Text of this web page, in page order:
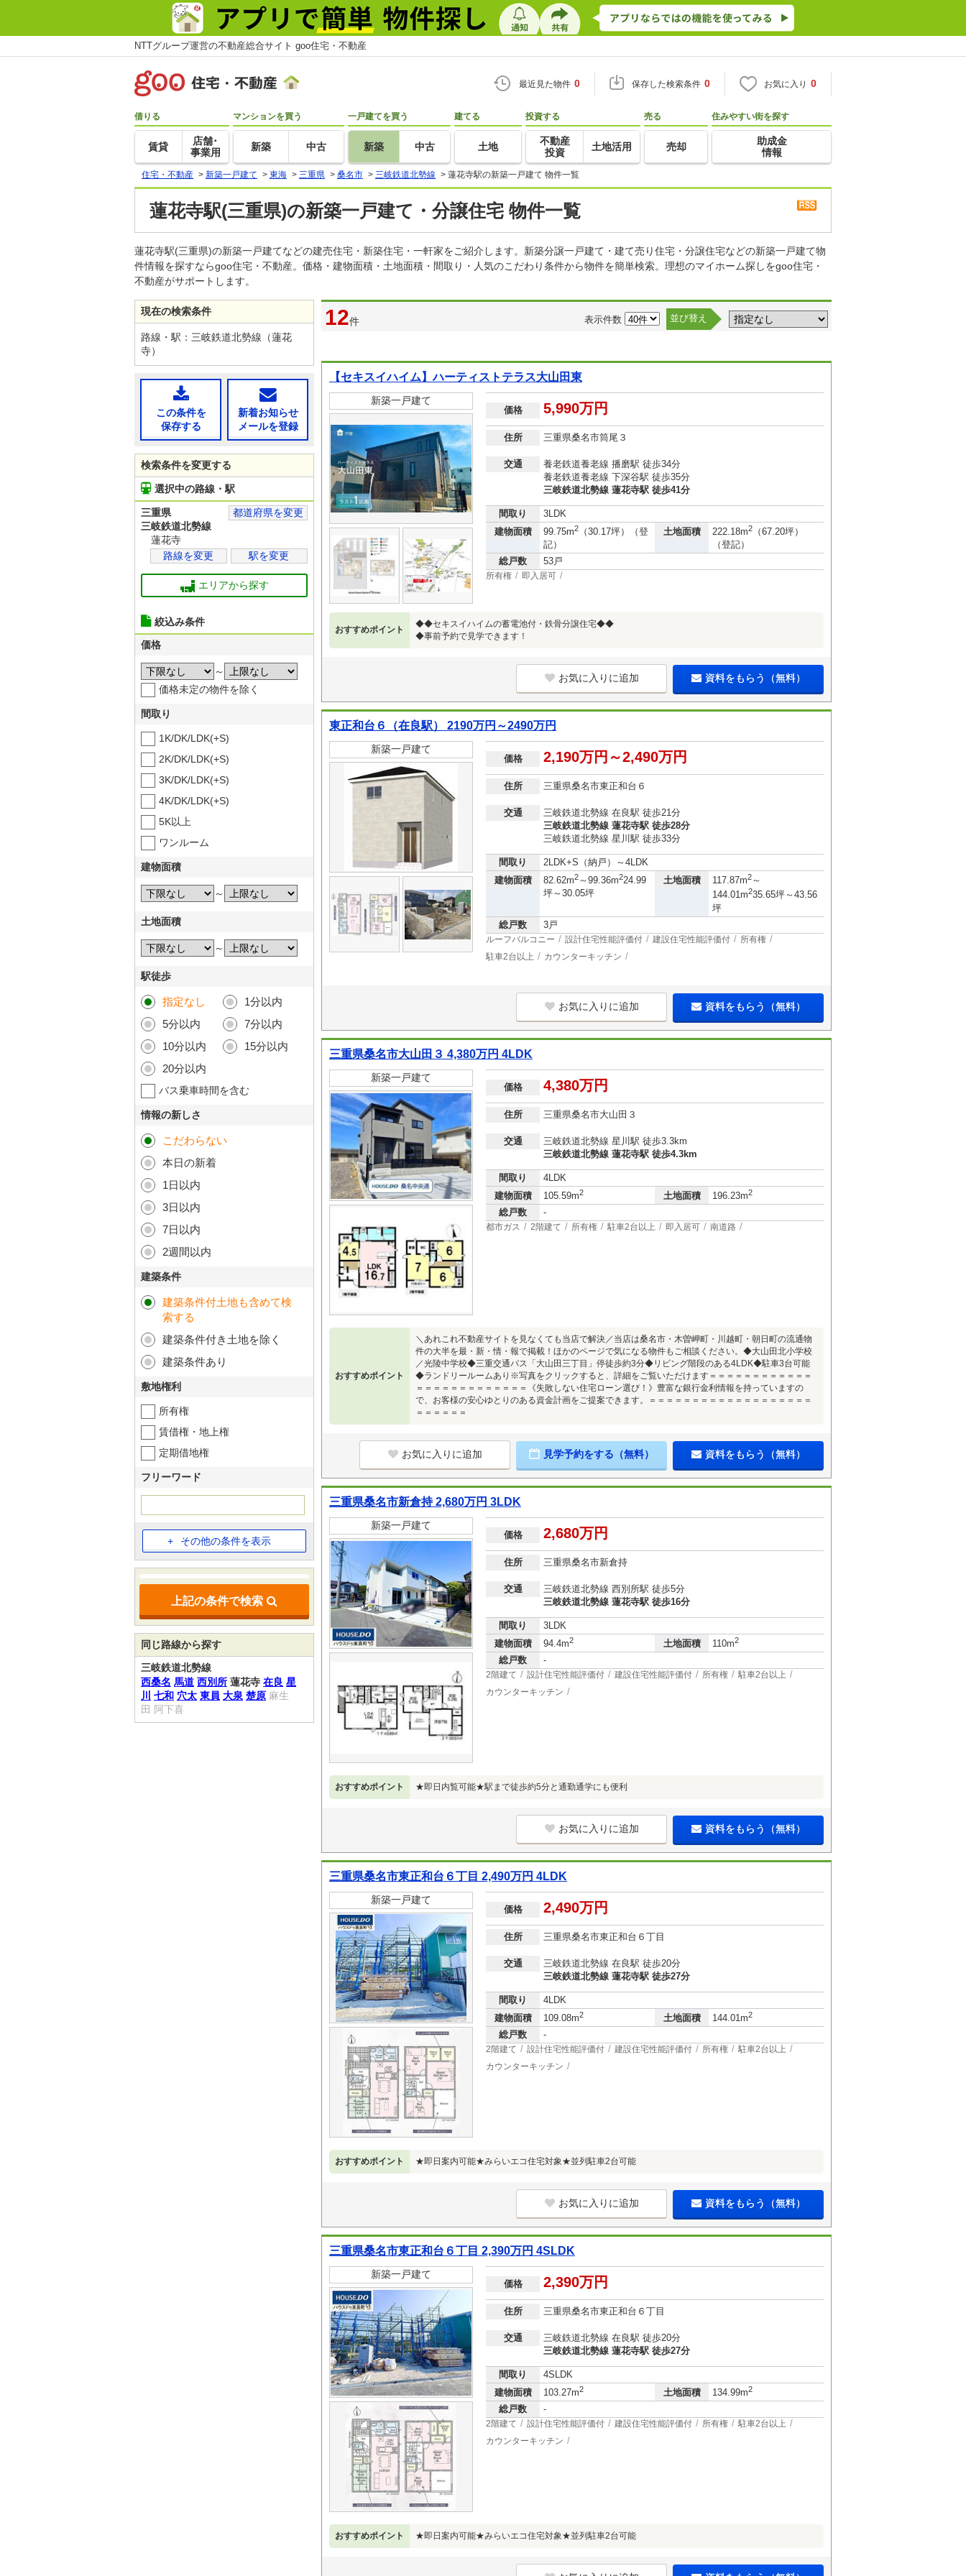
NTTグループ運営の不動産総合サイト goo住宅・不動産
最近見た物件 0 保存した検索条件 0 お気に入り 0
借りる
賃貸
店舗･
事業用
マンションを買う
新築 中古
一戸建てを買う
新築 中古
建てる
土地
投資する
不動産
投資
土地活用
売る
売却
住みやすい街を探す
助成金
情報
住宅・不動産 > 新築一戸建て > 東海 > 三重県 > 桑名市 > 三岐鉄道北勢線 > 蓮花寺駅の新築一戸建て 物件一覧
蓮花寺駅(三重県)の新築一戸建て・分譲住宅 物件一覧
蓮花寺駅(三重県)の新築一戸建てなどの建売住宅・新築住宅・一軒家をご紹介します。新築分譲一戸建て・建て売り住宅・分譲住宅などの新築一戸建て物
件情報を探すならgoo住宅・不動産。価格・建物面積・土地面積・間取り・人気のこだわり条件から物件を簡単検索。理想のマイホーム探しをgoo住宅・
不動産がサポートします。
12件 表示件数 並び替え
【セキスイハイム】ハーティストテラス大山田東
新築一戸建て
価格 5,990万円
住所 三重県桑名市筒尾３
交通
養老鉄道養老線 播磨駅 徒歩34分
養老鉄道養老線 下深谷駅 徒歩35分
三岐鉄道北勢線 蓮花寺駅 徒歩41分
間取り
3LDK
建物面積
99.75m2
（30.17坪）（登
記）
土地面積 222.18m2
（67.20坪）
（登記）
総戸数
53戸
所有権 即入居可
おすすめポイント
◆◆セキスイハイムの蓄電池付・鉄骨分譲住宅◆◆
◆事前予約で見学できます！
お気に入りに追加 資料をもらう（無料）
東正和台６（在良駅） 2190万円～2490万円
新築一戸建て
価格 2,190万円～2,490万円
住所 三重県桑名市東正和台６
交通
三岐鉄道北勢線 在良駅 徒歩21分
三岐鉄道北勢線 蓮花寺駅 徒歩28分
三岐鉄道北勢線 星川駅 徒歩33分
間取り
2LDK+S（納戸）～4LDK
建物面積
82.62m2～99.36m224.99
坪～30.05坪
土地面積 117.87m2～
144.01m235.65坪～43.56
坪
総戸数
3戸
ルーフバルコニー 設計住宅性能評価付 建設住宅性能評価付
所有権
駐車2台以上
カウンターキッチン
お気に入りに追加 資料をもらう（無料）
三重県桑名市大山田３ 4,380万円 4LDK
新築一戸建て
価格 4,380万円
住所 三重県桑名市大山田３
交通
三岐鉄道北勢線 星川駅 徒歩3.3km
三岐鉄道北勢線 蓮花寺駅 徒歩4.3km
間取り
4LDK
建物面積
105.59m2 土地面積 196.23m2
総戸数 -
都市ガス 2階建て 所有権 駐車2台以上 即入居可 南道路
おすすめポイント
＼あれこれ不動産サイトを見なくても当店で解決／当店は桑名市・木曽岬町・川越町・朝日町の流通物
件の大半を最・新・情・報で掲載！ほかのページで気になる物件もご相談ください。◆大山田北小学校
／光陵中学校◆三重交通バス「大山田三丁目」停徒歩約3分◆リビング階段のある4LDK◆駐車3台可能
◆ランドリールームあり※写真をクリックすると、詳細をご覧いただけます＝＝＝＝＝＝＝＝＝＝＝＝
＝＝＝＝＝＝＝＝＝＝＝＝＝《失敗しない住宅ローン選び！》豊富な銀行金利情報を持っていますの
で、お客様の安心ゆとりのある資金計画をご提案できます。＝＝＝＝＝＝＝＝＝＝＝＝＝＝＝＝＝＝＝
＝＝＝＝＝＝
お気に入りに追加 見学予約をする（無料） 資料をもらう（無料）
三重県桑名市新倉持 2,680万円 3LDK
新築一戸建て
価格 2,680万円
住所 三重県桑名市新倉持
交通
三岐鉄道北勢線 西別所駅 徒歩5分
三岐鉄道北勢線 蓮花寺駅 徒歩16分
間取り
3LDK
建物面積
94.4m2 土地面積 110m2
総戸数 -
2階建て 設計住宅性能評価付 建設住宅性能評価付 所有権
駐車2台以上
カウンターキッチン
おすすめポイント ★即日内覧可能★駅まで徒歩約5分と通勤通学にも便利
お気に入りに追加 資料をもらう（無料）
三重県桑名市東正和台６丁目 2,490万円 4LDK
新築一戸建て
価格 2,490万円
住所 三重県桑名市東正和台６丁目
交通
三岐鉄道北勢線 在良駅 徒歩20分
三岐鉄道北勢線 蓮花寺駅 徒歩27分
間取り
4LDK
建物面積
109.08m2 土地面積 144.01m2
総戸数 -
2階建て 設計住宅性能評価付 建設住宅性能評価付 所有権
駐車2台以上
カウンターキッチン
おすすめポイント ★即日案内可能★みらいエコ住宅対象★並列駐車2台可能
お気に入りに追加 資料をもらう（無料）
三重県桑名市東正和台６丁目 2,390万円 4SLDK
新築一戸建て
価格 2,390万円
住所 三重県桑名市東正和台６丁目
交通
三岐鉄道北勢線 在良駅 徒歩20分
三岐鉄道北勢線 蓮花寺駅 徒歩27分
間取り
4SLDK
建物面積
103.27m2 土地面積 134.99m2
総戸数 -
2階建て 設計住宅性能評価付 建設住宅性能評価付 所有権
駐車2台以上
カウンターキッチン
おすすめポイント ★即日案内可能★みらいエコ住宅対象★並列駐車2台可能
現在の検索条件
路線・駅：三岐鉄道北勢線（蓮花
寺）
この条件を
保存する
新着お知らせ
メールを登録
検索条件を変更する
選択中の路線・駅
三重県
都道府県を変更
三岐鉄道北勢線
蓮花寺
路線を変更
駅を変更
エリアから探す
絞込み条件
価格
～
価格未定の物件を除く
間取り
1K/DK/LDK(+S)
2K/DK/LDK(+S)
3K/DK/LDK(+S)
4K/DK/LDK(+S)
5K以上
ワンルーム
建物面積
～
土地面積
～
駅徒歩
指定なし
1分以内
5分以内
7分以内
10分以内
15分以内
20分以内
バス乗車時間を含む
情報の新しさ
こだわらない
本日の新着
1日以内
3日以内
7日以内
2週間以内
建築条件
建築条件付土地も含めて検
索する
建築条件付き土地を除く
建築条件あり
敷地権利
所有権
賃借権・地上権
定期借地権
フリーワード
その他の条件を表示
上記の条件で検索
同じ路線から探す
三岐鉄道北勢線
西桑名 馬道 西別所 蓮花寺 在良 星
川
七和 穴太 東員 大泉 楚原 麻生
田 阿下喜